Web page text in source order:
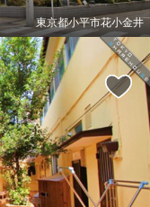
東京都小平市花小金井